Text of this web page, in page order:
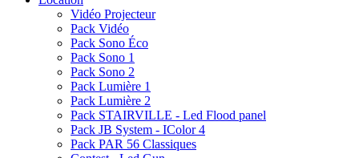
Vidéo Projecteur
Pack Vidéo
Pack Sono Éco
Pack Sono 1
Pack Sono 2
Pack Lumière 1
Pack Lumière 2
Pack STAIRVILLE - Led Flood panel
Pack JB System - IColor 4
Pack PAR 56 Classiques